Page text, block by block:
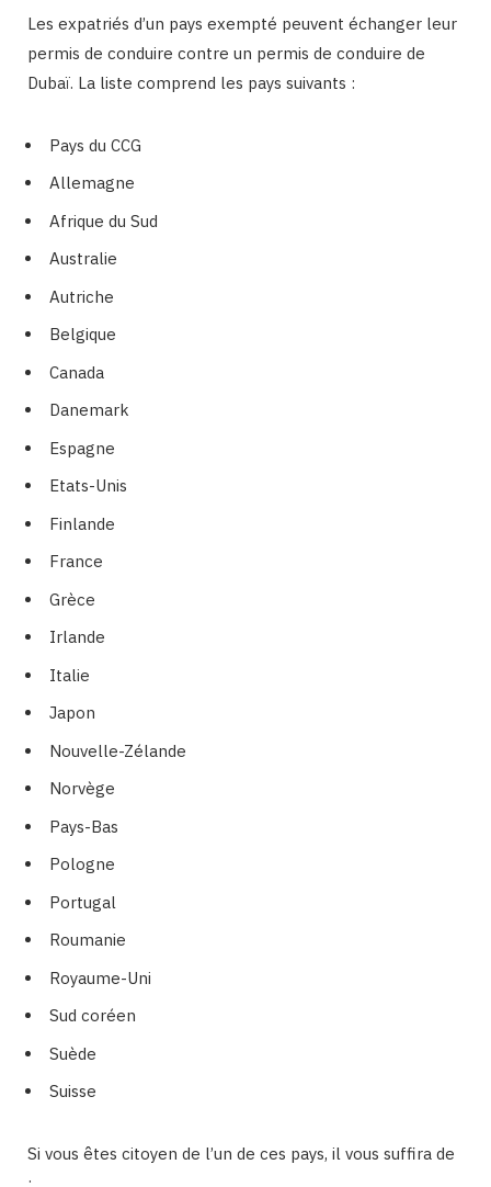
Les expatriés d’un pays exempté peuvent échanger leur
permis de conduire contre un permis de conduire de
Dubaï. La liste comprend les pays suivants :
Pays du CCG
Allemagne
Afrique du Sud
Australie
Autriche
Belgique
Canada
Danemark
Espagne
Etats-Unis
Finlande
France
Grèce
Irlande
Italie
Japon
Nouvelle-Zélande
Norvège
Pays-Bas
Pologne
Portugal
Roumanie
Royaume-Uni
Sud coréen
Suède
Suisse
Si vous êtes citoyen de l’un de ces pays, il vous suffira de